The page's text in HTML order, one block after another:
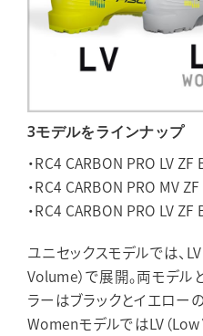
3モデルをラインナップ
・RC4 CARBON PRO LV ZF
・RC4 CARBON PRO MV
・RC4 CARBON PRO LV
ユニセックスモデルでは、
Volume）で展開。両モデル
ラーはブラックとイエローの
WomenモデルではLV（